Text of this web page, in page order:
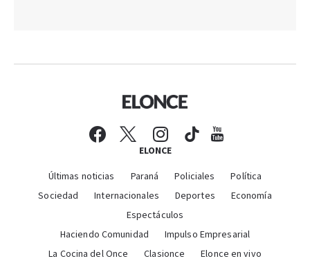
ELONCE
Últimas noticias Paraná Policiales
Política
Sociedad
Internacionales Deportes
Economía
Espectáculos
Haciendo Comunidad
Impulso Empresarial
La Cocina del Once
Clasionce Elonce en vivo